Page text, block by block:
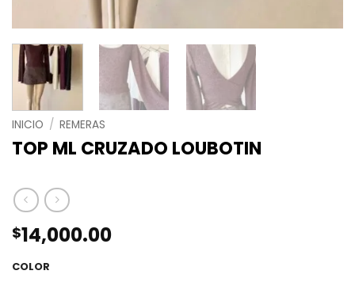
INICIO / REMERAS
TOP ML CRUZADO LOUBOTIN
$14,000.00
COLOR